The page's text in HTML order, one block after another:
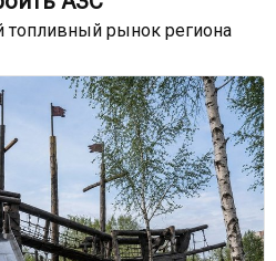
топливный рынок региона